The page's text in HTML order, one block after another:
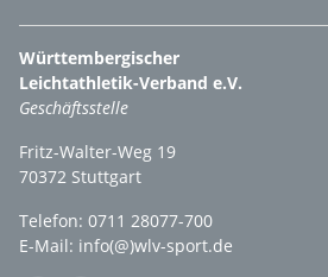
Württembergischer
Leichtathletik-Verband e.V.
Geschäftsstelle
Fritz-Walter-Weg 19
70372 Stuttgart
Telefon: 0711 28077-700
E-Mail: info(@)wlv-sport.de